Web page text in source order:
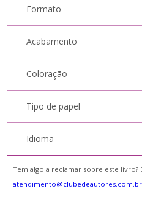
Formato
Acabamento
Coloração
Tipo de papel
Idioma
Tem algo a reclamar sobre este livro?
atendimento@clubedeautores.com.br